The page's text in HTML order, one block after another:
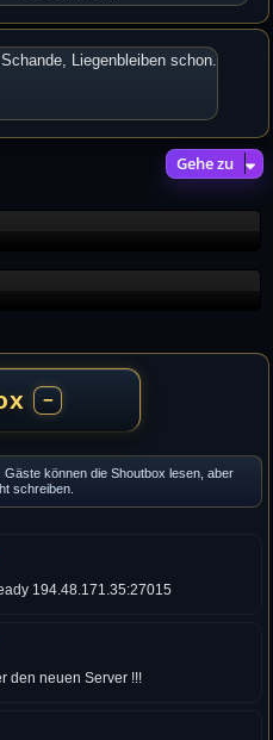
Liegenbleiben schon.
Gehe zu
−
Gäste können die Shoutbox lesen, aber
schreiben.
194.48.171.35:27015
den neuen Server !!!